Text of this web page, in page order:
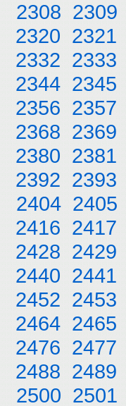
2308 2309
2320 2321
2332 2333
2344 2345
2356 2357
2368 2369
2380 2381
2392 2393
2404 2405
2416 2417
2428 2429
2440 2441
2452 2453
2464 2465
2476 2477
2488 2489
2500 2501